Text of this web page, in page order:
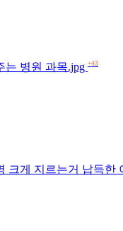
는 병원 과목.jpg +43
크게 지르는거 납득한